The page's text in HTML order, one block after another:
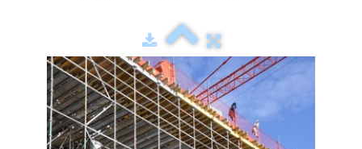
Photos▼
Références
Contact